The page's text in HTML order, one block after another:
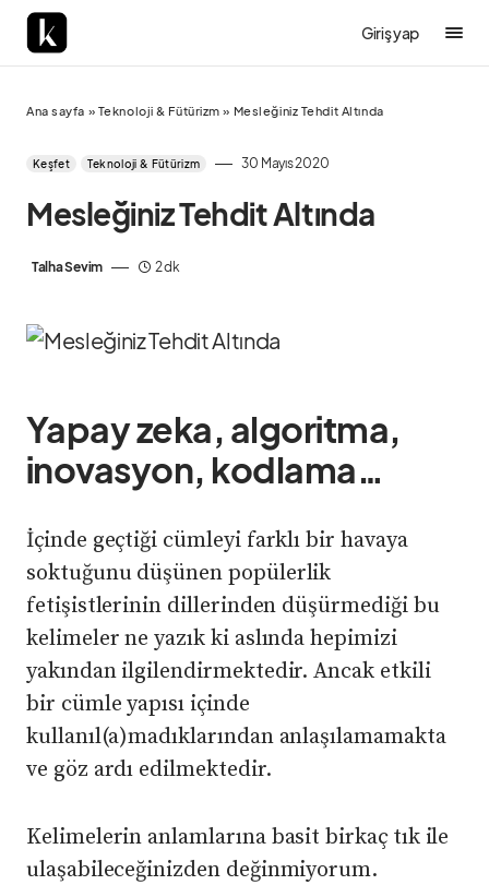
Giriş yap
Ana sayfa » Teknoloji & Fütürizm » Mesleğiniz Tehdit Altında
Keşfet Teknoloji & Fütürizm 30 Mayıs 2020
Mesleğiniz Tehdit Altında
Talha Sevim 2 dk
Yapay zeka, algoritma,
inovasyon, kodlama…
İçinde geçtiği cümleyi farklı bir havaya
soktuğunu düşünen popülerlik
fetişistlerinin dillerinden düşürmediği bu
kelimeler ne yazık ki aslında hepimizi
yakından ilgilendirmektedir. Ancak etkili
bir cümle yapısı içinde
kullanıl(a)madıklarından anlaşılamamakta
ve göz ardı edilmektedir.
Kelimelerin anlamlarına basit birkaç tık ile
ulaşabileceğinizden değinmiyorum.